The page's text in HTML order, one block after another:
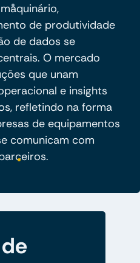
de produtividade
de dados se
O mercado
que unam
e insights
refletindo na forma
de equipamentos
comunicam com